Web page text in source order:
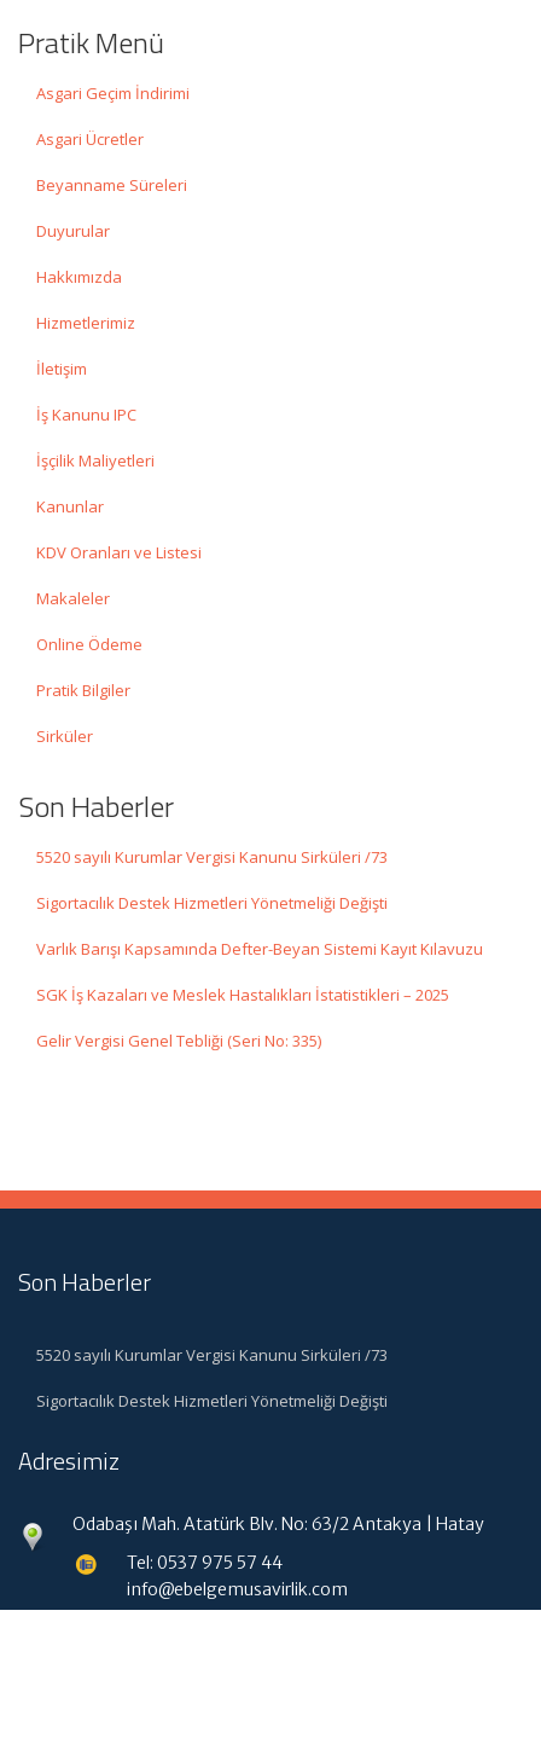
Pratik Menü
Asgari Geçim İndirimi
Asgari Ücretler
Beyanname Süreleri
Duyurular
Hakkımızda
Hizmetlerimiz
İletişim
İş Kanunu IPC
İşçilik Maliyetleri
Kanunlar
KDV Oranları ve Listesi
Makaleler
Online Ödeme
Pratik Bilgiler
Sirküler
Son Haberler
5520 sayılı Kurumlar Vergisi Kanunu Sirküleri /73
Sigortacılık Destek Hizmetleri Yönetmeliği Değişti
Varlık Barışı Kapsamında Defter-Beyan Sistemi Kayıt Kılavuzu
SGK İş Kazaları ve Meslek Hastalıkları İstatistikleri – 2025
Gelir Vergisi Genel Tebliği (Seri No: 335)
Son Haberler
5520 sayılı Kurumlar Vergisi Kanunu Sirküleri /73
Sigortacılık Destek Hizmetleri Yönetmeliği Değişti
Adresimiz
Odabaşı Mah. Atatürk Blv. No: 63/2 Antakya | Hatay
Tel: 0537 975 57 44
info@ebelgemusavirlik.com